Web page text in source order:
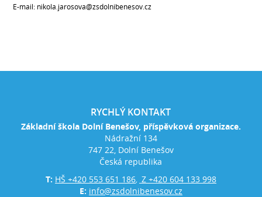
E-mail: nikola.jarosova@zsdolnibenesov.cz
RYCHLÝ KONTAKT
Základní škola Dolní Benešov, příspěvková organizace.
Nádražní 134
747 22, Dolní Benešov
Česká republika
T: HŠ +420 553 651 186, Z +420 604 133 998
E: info@zsdolnibenesov.cz